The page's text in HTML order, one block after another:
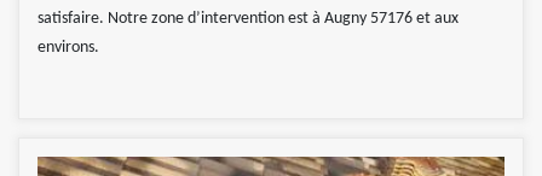
satisfaire. Notre zone d’intervention est à Augny 57176 et aux
environs.